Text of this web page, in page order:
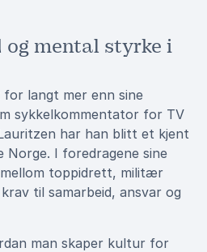
og mental styrke i
langt mer enn sine
sykkelkommentator for TV
har han blitt et kjent
I foredragene sine
toppidrett, militær
til samarbeid, ansvar og
man skaper kultur for